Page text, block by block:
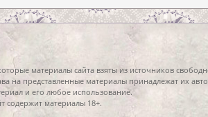
материалы сайта взяты из источников
на представленные материалы принадлежат их
и его любое использование.
содержит материалы 18+.